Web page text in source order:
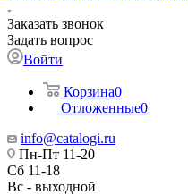
Заказать звонок
Задать вопрос
Войти
Корзина0
Отложенные0
info@catalogi.ru
Пн-Пт 11-20
Сб 11-18
Вс - выходной